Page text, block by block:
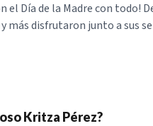
el Día de la Madre con todo!
más disfrutaron junto a sus
Kritza Pérez?